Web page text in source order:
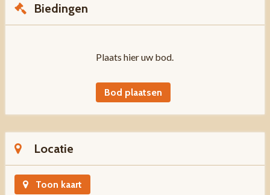
Biedingen
Plaats hier uw bod.
Bod plaatsen
Locatie
Toon kaart